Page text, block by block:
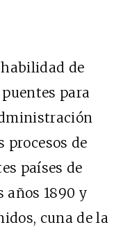
de
para
procesos de
países de
años 1890 y
cuna de la